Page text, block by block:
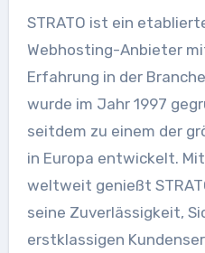
STRATO ist ein
Webhosting-Anbieter
Erfahrung in der
wurde im Jahr 1997
seitdem zu einem der
in Europa entwickelt.
weltweit genießt
seine Zuverlässigkeit,
erstklassigen